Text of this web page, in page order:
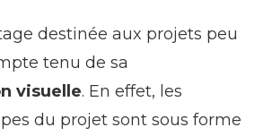
destinée aux projets peu
tenu de sa
visuelle. En effet, les
du projet sont sous forme